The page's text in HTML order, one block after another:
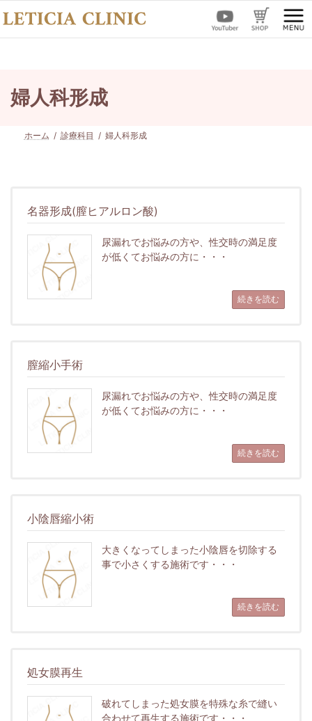
婦人科形成
ホーム 診療科目 婦人科形成
名器形成(膣ヒアルロン酸)
尿漏れでお悩みの方や、性交時の満足度
が低くてお悩みの方に・・・
続きを読む
膣縮小手術
尿漏れでお悩みの方や、性交時の満足度
が低くてお悩みの方に・・・
続きを読む
小陰唇縮小術
大きくなってしまった小陰唇を切除する
事で小さくする施術です・・・
続きを読む
処女膜再生
破れてしまった処女膜を特殊な糸で縫い
合わせて再生する施術です・・・